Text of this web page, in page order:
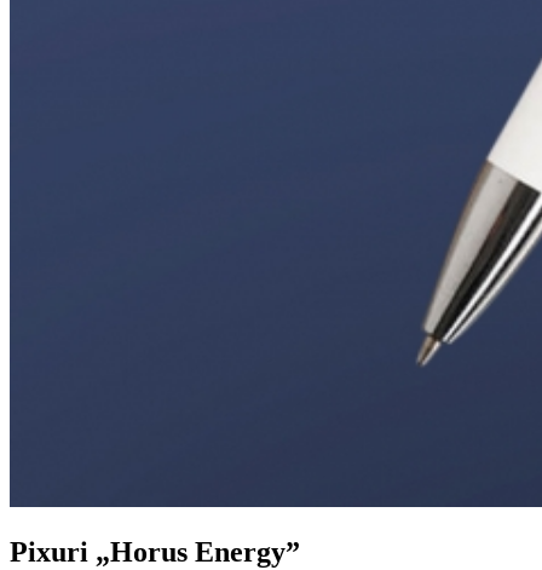
Pixuri „Horus Energy”